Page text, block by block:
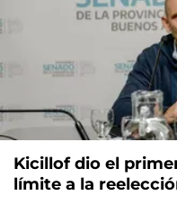
Kicillof dio el
límite a la